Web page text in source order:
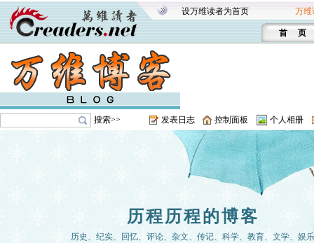
设万维读者为首页 万维
首 页
搜索>> 发表日志 控制面板 个人相册
历程历程的博客
历史、纪实、回忆、评论、杂文、传记、科学、教育、文学、娱乐